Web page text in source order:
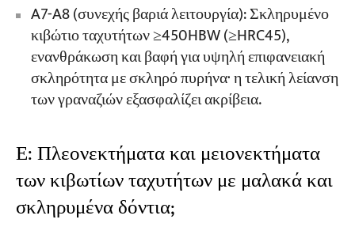
A7-A8 (συνεχής βαριά λειτουργία): Σκληρυμένο
κιβώτιο ταχυτήτων ≥450HBW (≥HRC45),
ενανθράκωση και βαφή για υψηλή επιφανειακή
σκληρότητα με σκληρό πυρήνα· η τελική λείανση
των γραναζιών εξασφαλίζει ακρίβεια.
Ε: Πλεονεκτήματα και μειονεκτήματα
των κιβωτίων ταχυτήτων με μαλακά και
σκληρυμένα δόντια;